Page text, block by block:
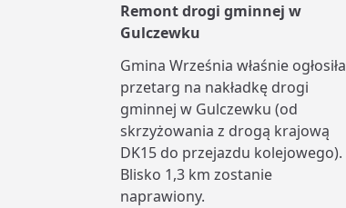
Remont drogi gminnej w
Gulczewku
Gmina Września właśnie ogłosiła
przetarg na nakładkę drogi
gminnej w Gulczewku (od
skrzyżowania z drogą krajową
DK15 do przejazdu kolejowego).
Blisko 1,3 km zostanie
naprawiony.